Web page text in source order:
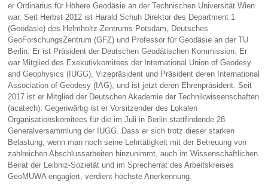
er Ordinarius für Höhere Geodäsie an der Technischen Universität Wien
war. Seit Herbst 2012 ist Harald Schuh Direktor des Department 1
(Geodäsie) des Helmholtz-Zentrums Potsdam, Deutsches
GeoForschungsZentrum (GFZ) und Professor für Geodäsie an der TU
Berlin. Er ist Präsident der Deutschen Geodätischen Kommission. Er
war Mitglied des Exekutivkomitees der International Union of Geodesy
and Geophysics (IUGG), Vizepräsident und Präsident deren International
Association of Geodesy (IAG), und ist jetzt deren Ehrenpräsident. Seit
2017 ist er Mitglied der Deutschen Akademie der Technikwissenschaften
(acatech). Gegenwärtig ist er Vorsitzender des Lokalen
Organisationskomitees für die im Juli in Berlin stattfindende 28.
Generalversammlung der IUGG. Dass er sich trotz dieser starken
Belastung, wenn man noch seine Lehrtätigkeit mit der Betreuung von
zahlreichen Abschlussarbeiten hinzunimmt, auch im Wissenschaftlichen
Beirat der Leibniz-Sozietät und im Sprecherrat des Arbeitskreises
GeoMUWA engagiert, verdient höchste Anerkennung.